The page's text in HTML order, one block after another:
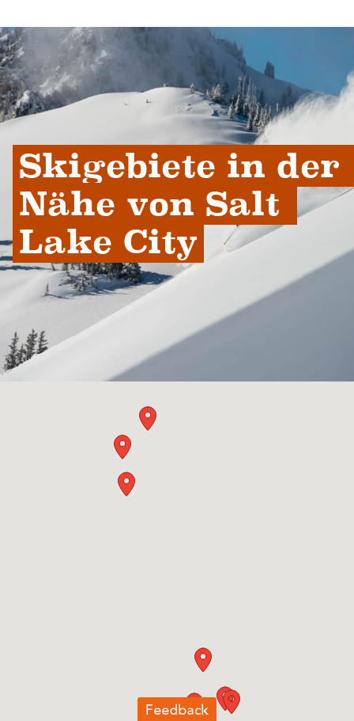
Skigebiete in der
Nähe von Salt
Lake City